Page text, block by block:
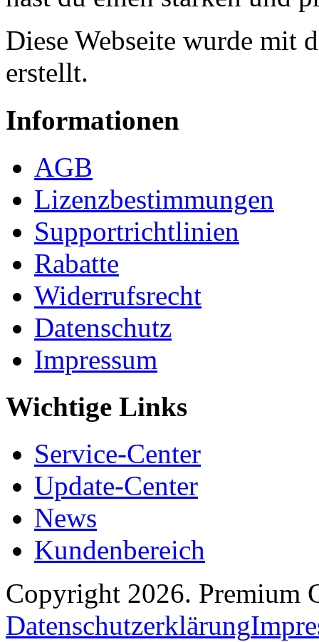
Diese Webseite wurde mit
erstellt.
Informationen
AGB
Lizenzbestimmungen
Supportrichtlinien
Rabatte
Widerrufsrecht
Datenschutz
Impressum
Wichtige Links
Service-Center
Update-Center
News
Kundenbereich
Copyright 2026. Premium
Datenschutzerklärung